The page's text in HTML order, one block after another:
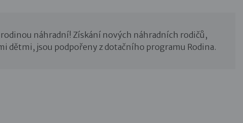
náhradní! Získání nových náhradních rodičů,
dětmi, jsou podpořeny z dotačního programu Rodina.